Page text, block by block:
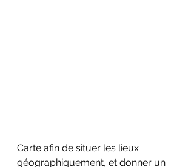
Carte afin de situer les lieux
géographiquement, et donner un